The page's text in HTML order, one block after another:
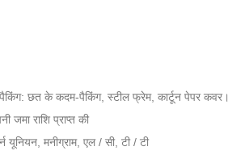
छत के कदम-पैकिंग, स्टील फ्रेम, कार्टून पेपर कवर।
जमा राशि प्राप्त की
यूनियन, मनीग्राम, एल / सी, टी / टी